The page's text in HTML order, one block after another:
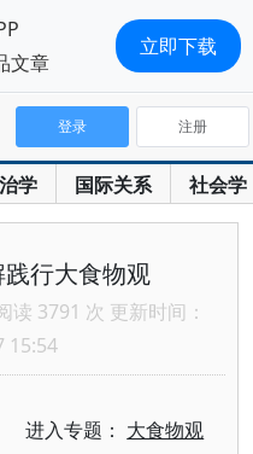
学 国际关系 社会学
登录 注册
行大食物观
读 3791 次 更新时间：
15:54
进入专题： 大食物观
文章
立即下载